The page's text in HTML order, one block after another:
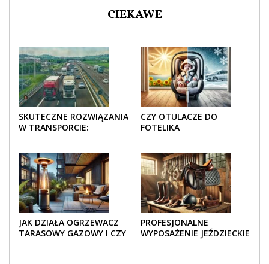
CIEKAWE
SKUTECZNE ROZWIĄZANIA
W TRANSPORCIE:
CZY OTULACZE DO
FOTELIKA
ZIMĄ?
JAK DZIAŁA OGRZEWACZ
TARASOWY GAZOWY I CZY
PROFESJONALNE
WYPOSAŻENIE JEŹDZIECKIE